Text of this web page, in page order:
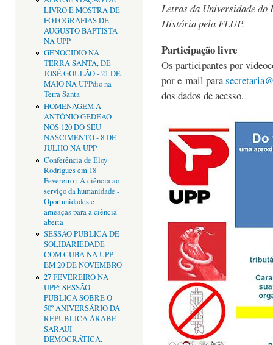
LIVRO E MOSTRA DE
FOTOGRAFIAS DE
AUGUSTO BAPTISTA
NA UPP
GENOCÍDIO NA
TERRA SANTA, DE
JOSÉ GOULÃO - 21 DE
MAIO NA UPPdio na
Terra Santa
HOMENAGEM A
ANTÓNIO GEDEÃO
NOS 120 DO SEU
NASCIMENTO - 8 DE
JULHO NA UPP
Conferência de Eloy
Rodrigues em 18
Fevereiro : A ciência ao
serviço da humanidade -
Oportunidades e
ameaças para a ciência
aberta
SESSÃO PÚBLICA DE
SOLIDARIEDADE
COM CUBA NA UPP
EM 20 DE NOVEMBRO
27 FEVEREIRO NA
UPP: SESSÃO
PÚBLICA SOBRE O
50º ANIVERSÁRIO DA
REPÚBLICA ÁRABE
SARAUI
DEMOCRÁTICA.
Letras da Universidade do
História pela FLUP.
Participação livre
Os participantes por
por e-mail para
dos dados de acesso.